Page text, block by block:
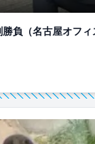
負（名古屋オフィ